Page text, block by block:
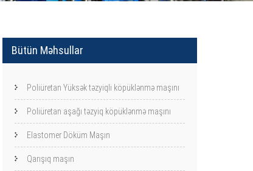
Bütün Məhsullar
Poliüretan Yüksək təzyiqli köpüklənmə maşını
Poliüretan aşağı təzyiq köpüklənmə maşını
Elastomer Döküm Maşın
Qarışıq maşın